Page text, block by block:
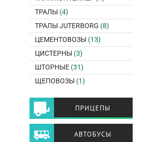
ТРАЛЫ (4)
ТРАЛЫ JUTERBORG (8)
ЦЕМЕНТОВОЗЫ (13)
ЦИСТЕРНЫ (3)
ШТОРНЫЕ (31)
ЩЕПОВОЗЫ (1)
ПРИЦЕПЫ
АВТОБУСЫ